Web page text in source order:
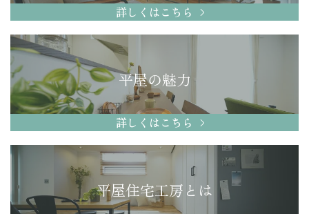
詳しくはこちら
平屋の魅力
詳しくはこちら
平屋住宅工房とは